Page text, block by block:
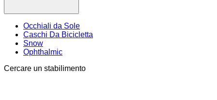
Occhiali da Sole
Caschi Da Bicicletta
Snow
Ophthalmic
Cercare un stabilimento